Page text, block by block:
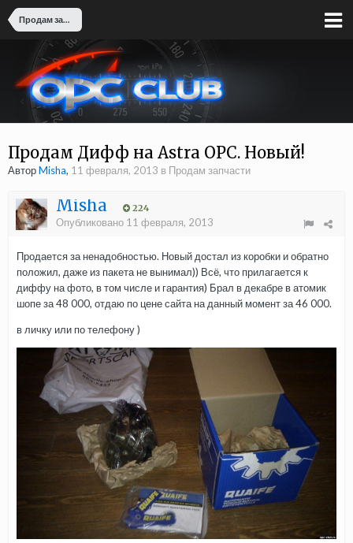
Продам запчасти
Продам Дифф на Astra OPC. Новый!
АвторMisha, 11 февраля, 2013 в Продам запчасти
Misha 224
Опубликовано 11 февраля, 2013
Продается за ненадобностью. Новый достал из коробки и обратно
положил, даже из пакета не вынимал)) Всё, что прилагается к
диффу на фото, в том числе и гарантия) Брал в декабре в атомик
шопе за 48 000, отдаю по цене сайта на данный момент за 46 000.
в личку или по телефону )